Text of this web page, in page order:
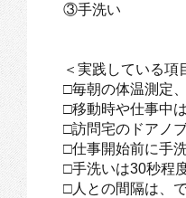
③手洗い
＜実践している項
□毎朝の体温測定
□移動時や仕事中
□訪問宅のドアノ
□仕事開始前に手
□手洗いは30秒程
□人との間隔は、